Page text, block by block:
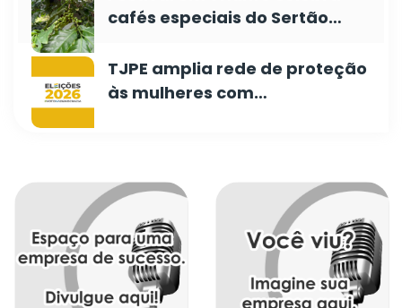
cafés especiais do Sertão…
TJPE amplia rede de proteção
às mulheres com…